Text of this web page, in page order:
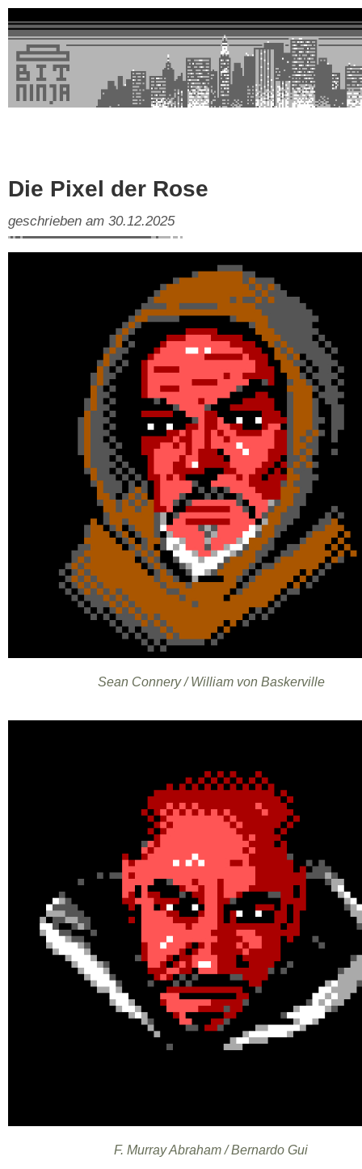
Die Pixel der Rose
geschrieben am 30.12.2025
Sean Connery / William von Baskerville
F. Murray Abraham / Bernardo Gui